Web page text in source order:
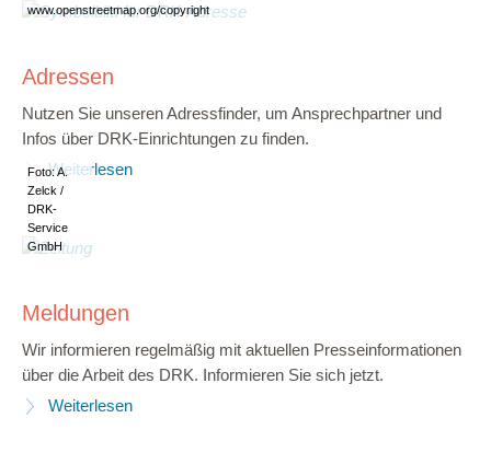
www.openstreetmap.org/copyright
Adressen
Nutzen Sie unseren Adressfinder, um Ansprechpartner und
Infos über DRK-Einrichtungen zu finden.
Weiterlesen
Foto: A.
Zelck /
DRK-
Service
GmbH
Meldungen
Wir informieren regelmäßig mit aktuellen Presseinformationen
über die Arbeit des DRK. Informieren Sie sich jetzt.
Weiterlesen